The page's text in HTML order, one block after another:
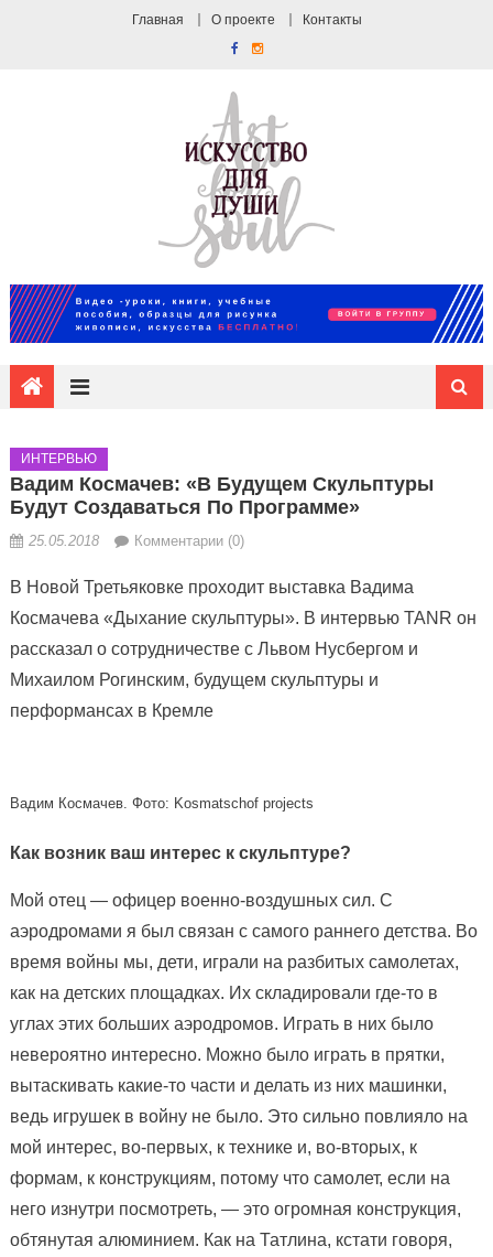
Главная О проекте Контакты
ИНТЕРВЬЮ
Вадим Космачев: «В Будущем Скульптуры
Будут Создаваться По Программе»
25.05.2018 Комментарии (0)
В Новой Третьяковке проходит выставка Вадима
Космачева «Дыхание скульптуры». В интервью TANR он
рассказал о сотрудничестве с Львом Нусбергом и
Михаилом Рогинским, будущем скульптуры и
перформансах в Кремле
Вадим Космачев. Фото: Kosmatschof projects
Как возник ваш интерес к скульптуре?
Мой отец — офицер военно-воздушных сил. С
аэродромами я был связан с самого раннего детства. Во
время войны мы, дети, играли на разбитых самолетах,
как на детских площадках. Их складировали где-то в
углах этих больших аэродромов. Играть в них было
невероятно интересно. Можно было играть в прятки,
вытаскивать какие-то части и делать из них машинки,
ведь игрушек в войну не было. Это сильно повлияло на
мой интерес, во-первых, к технике и, во-вторых, к
формам, к конструкциям, потому что самолет, если на
него изнутри посмотреть, — это огромная конструкция,
обтянутая алюминием. Как на Татлина, кстати говоря,